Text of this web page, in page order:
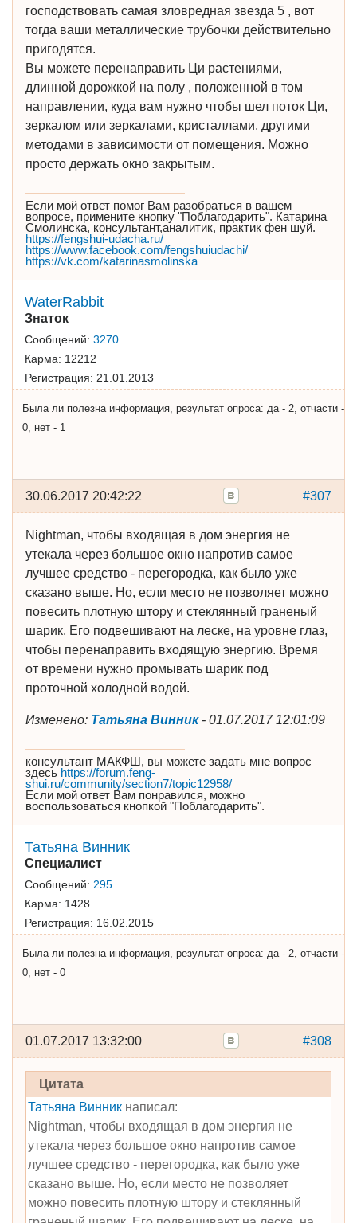
господствовать самая зловредная звезда 5 , вот
тогда ваши металлические трубочки действительно
пригодятся.
Вы можете перенаправить Ци растениями,
длинной дорожкой на полу , положенной в том
направлении, куда вам нужно чтобы шел поток Ци,
зеркалом или зеркалами, кристаллами, другими
методами в зависимости от помещения. Можно
просто держать окно закрытым.
Если мой ответ помог Вам разобраться в вашем
вопросе, примените кнопку "Поблагодарить". Катарина
Смолинска, консультант,аналитик, практик фен шуй.
https://fengshui-udacha.ru/
https://www.facebook.com/fengshuiudachi/
https://vk.com/katarinasmolinska
WaterRabbit
Знаток
Сообщений: 3270
Карма: 12212
Регистрация: 21.01.2013
Была ли полезна информация, результат опроса: да - 2, отчасти -
0, нет - 1
#307
30.06.2017 20:42:22
Nightman, чтобы входящая в дом энергия не
утекала через большое окно напротив самое
лучшее средство - перегородка, как было уже
сказано выше. Но, если место не позволяет можно
повесить плотную штору и стеклянный граненый
шарик. Его подвешивают на леске, на уровне глаз,
чтобы перенаправить входящую энергию. Время
от времени нужно промывать шарик под
проточной холодной водой.
Изменено: Татьяна Винник- 01.07.2017 12:01:09
консультант МАКФШ, вы можете задать мне вопрос
здесь https://forum.feng-
shui.ru/community/section7/topic12958/
Если мой ответ Вам понравился, можно
воспользоваться кнопкой "Поблагодарить".
Татьяна Винник
Специалист
Сообщений: 295
Карма: 1428
Регистрация: 16.02.2015
Была ли полезна информация, результат опроса: да - 2, отчасти -
0, нет - 0
#308
01.07.2017 13:32:00
Цитата
Татьяна Винникнаписал:
Nightman, чтобы входящая в дом энергия не
утекала через большое окно напротив самое
лучшее средство - перегородка, как было уже
сказано выше. Но, если место не позволяет
можно повесить плотную штору и стеклянный